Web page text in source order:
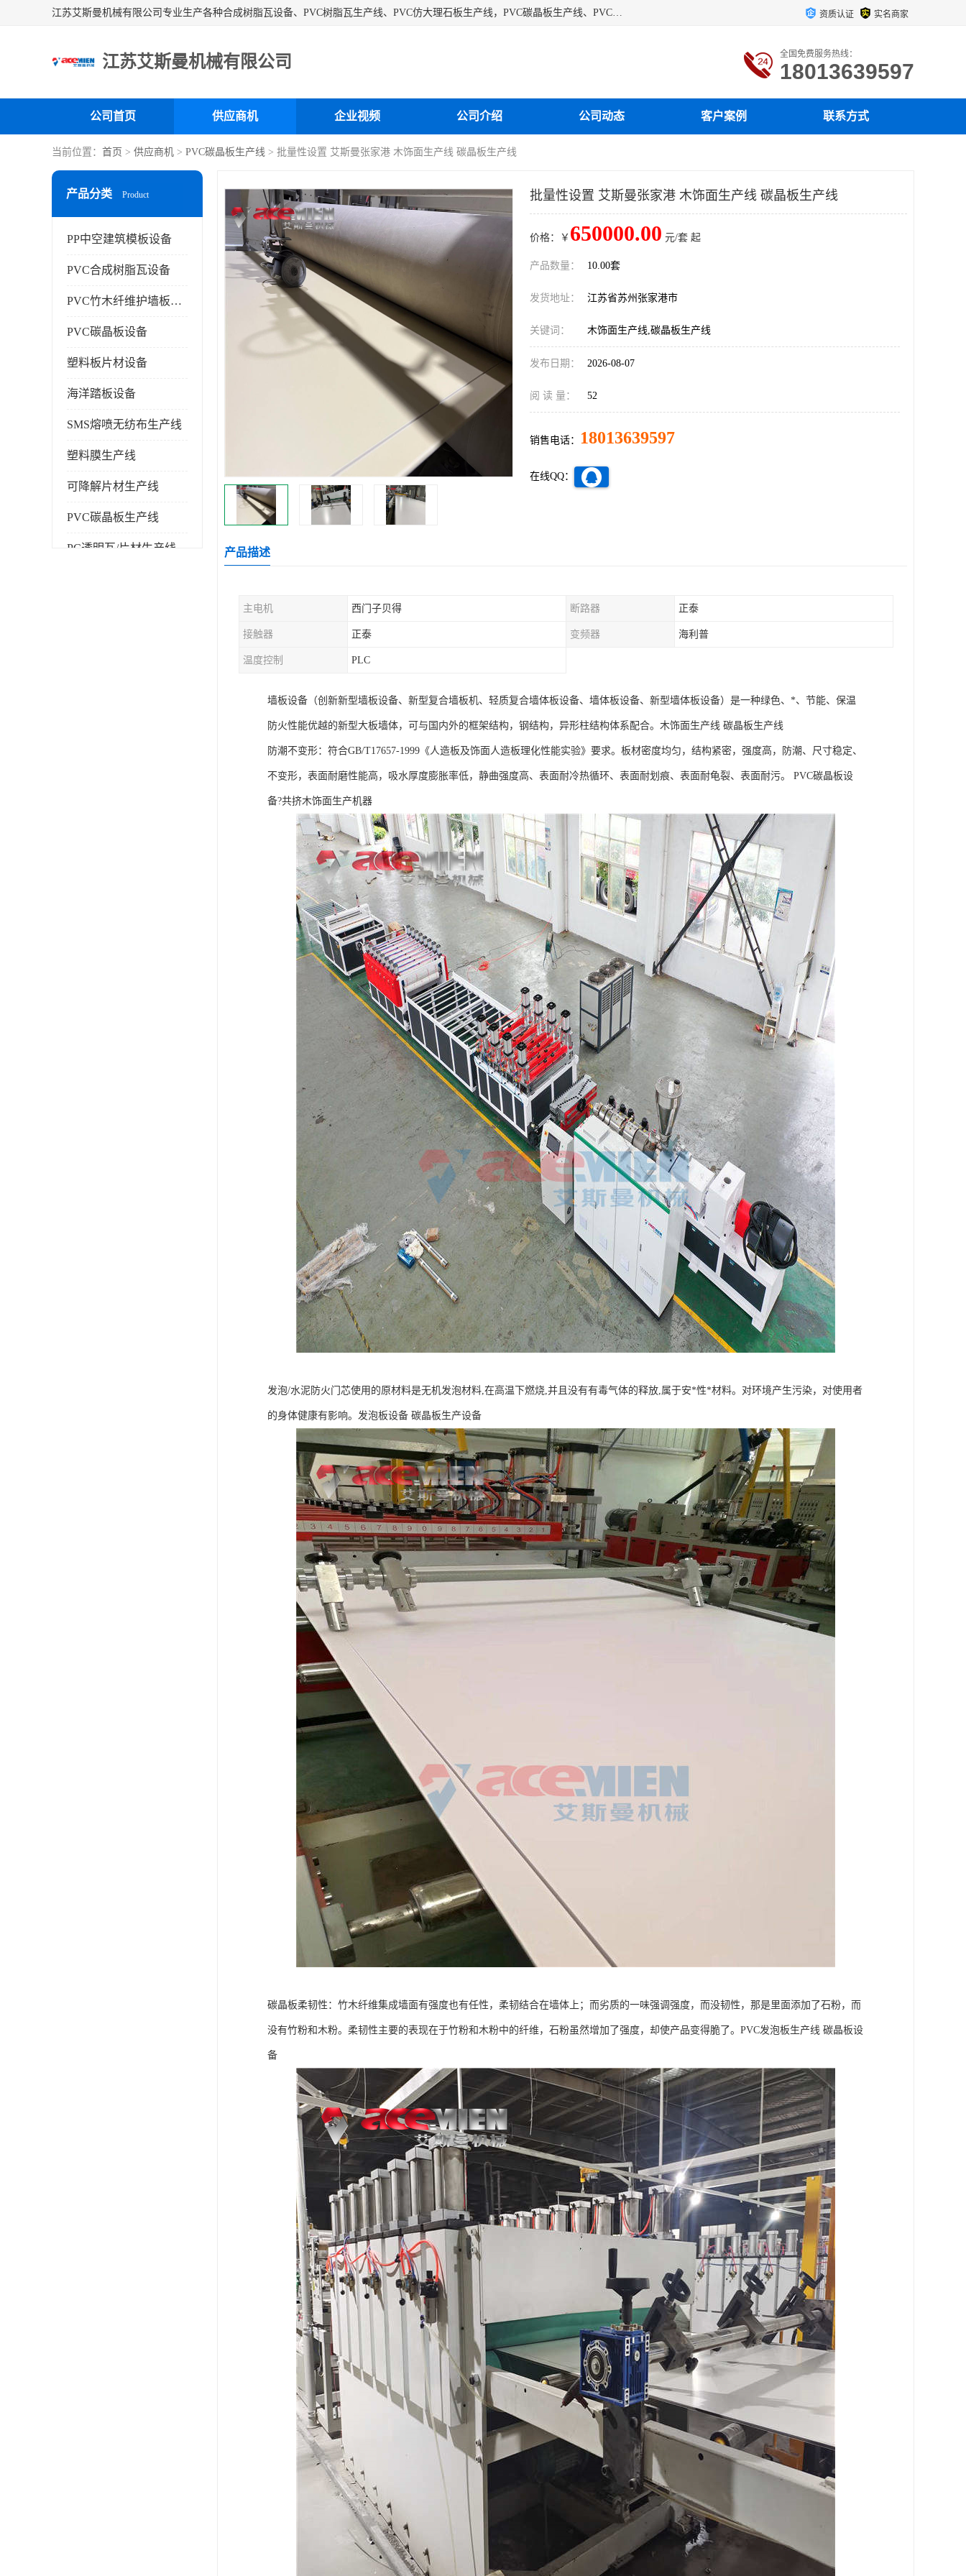
江苏艾斯曼机械有限公司专业生产各种合成树脂瓦设备、PVC树脂瓦生产线、PVC仿大理石板生产线，PVC碳晶板生产线、PVC护墙板生产线，PVC格栅板生产线、PVC扣板生产线、塑料建筑模板生产线。操作方便，性能稳定，价格合理，质量保障。 资质认证 实名商家
江苏艾斯曼机械有限公司 全国免费服务热线：
18013639597
公司首页 供应商机 企业视频 公司介绍 公司动态 客户案例 联系方式
当前位置： 首页 > 供应商机 > PVC碳晶板生产线 > 批量性设置 艾斯曼张家港 木饰面生产线 碳晶板生产线
产品分类 Product
PP中空建筑模板设备
PVC合成树脂瓦设备
PVC竹木纤维护墙板设备
PVC碳晶板设备
塑料板片材设备
海洋踏板设备
SMS熔喷无纺布生产线
塑料膜生产线
可降解片材生产线
PVC碳晶板生产线
PC透明瓦/片材生产线
批量性设置 艾斯曼张家港 木饰面生产线 碳晶板生产线
价格：￥ 650000.00 元/套 起
产品数量： 10.00套
发货地址： 江苏省苏州张家港市
关键词： 木饰面生产线,碳晶板生产线
发布日期： 2026-08-07
阅 读 量： 52
销售电话： 18013639597
在线QQ：
产品描述
主电机 西门子贝得 断路器 正泰
接触器 正泰 变频器 海利普
温度控制 PLC
墙板设备（创新新型墙板设备、新型复合墙板机、轻质复合墙体板设备、墙体板设备、新型墙体板设备）是一种绿色、*、节能、保温
防火性能优越的新型大板墙体，可与国内外的框架结构，钢结构，异形柱结构体系配合。木饰面生产线 碳晶板生产线
防潮不变形：符合GB/T17657-1999《人造板及饰面人造板理化性能实验》要求。板材密度均匀，结构紧密，强度高，防潮、尺寸稳定、
不变形，表面耐磨性能高，吸水厚度膨胀率低，静曲强度高、表面耐冷热循环、表面耐划痕、表面耐龟裂、表面耐污。 PVC碳晶板设
备?共挤木饰面生产机器
发泡/水泥防火门芯使用的原材料是无机发泡材料,在高温下燃烧,并且没有有毒气体的释放,属于安*性*材料。对环境产生污染，对使用者
的身体健康有影响。发泡板设备 碳晶板生产设备
碳晶板柔韧性：竹木纤维集成墙面有强度也有任性，柔韧结合在墙体上；而劣质的一味强调强度，而没韧性，那是里面添加了石粉，而
没有竹粉和木粉。柔韧性主要的表现在于竹粉和木粉中的纤维，石粉虽然增加了强度，却使产品变得脆了。PVC发泡板生产线 碳晶板设
备